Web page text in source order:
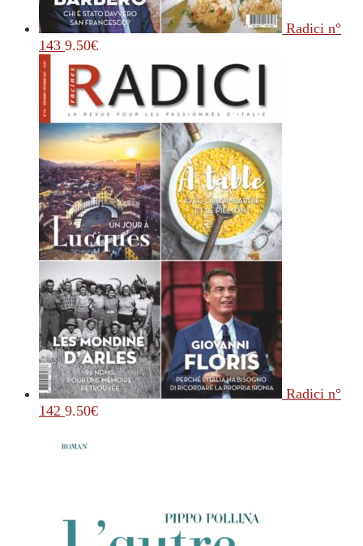
Radici n°
143 9.50€
Radici n°
142 9.50€